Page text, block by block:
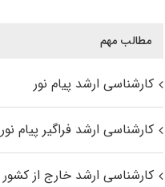
مطالب مهم
کارشناسی ارشد پیام نور
کارشناسی ارشد فراگیر پیام نور
کارشناسی ارشد خارج از کشور